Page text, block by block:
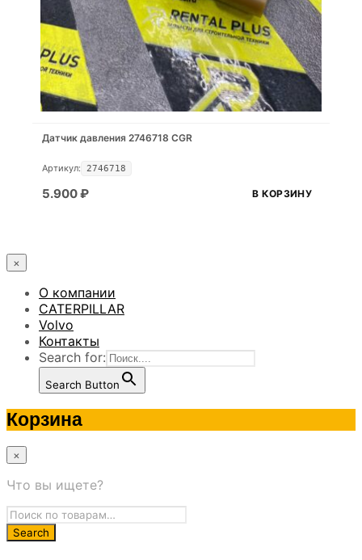
Датчик давления 2746718 CGR
Артикул: 2746718
5.900₽ В КОРЗИНУ
×
О компании
CATERPILLAR
Volvo
Контакты
Search for:
Search Button
Корзина
×
Что вы ищете?